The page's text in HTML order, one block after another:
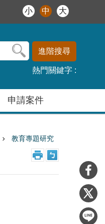
小 中 大
進階搜尋
熱門關鍵字
申請案件
教育專題研究